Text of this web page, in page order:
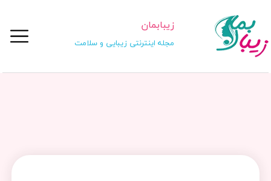
زیبابمان
مجله اینترنتی زیبایی و سلامت